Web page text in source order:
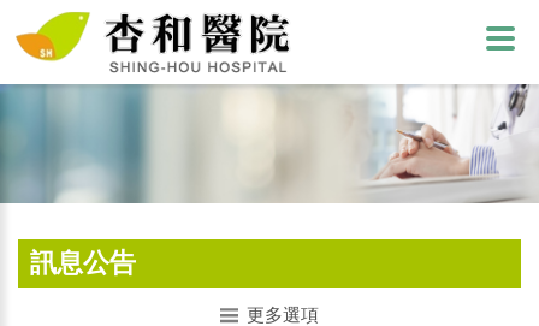
訊息公告
更多選項